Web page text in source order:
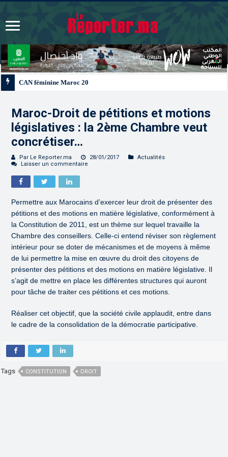
Maroc-Droit de pétitions et motions
législatives : la 2ème Chambre veut
concrétiser…
Par Le Reporter.ma 28/01/2017
Actualités
Laisser un commentaire
Permettre aux Marocains d’exercer leur droit de présenter des
pétitions et des motions en matière législative, conformément à
la Constitution de 2011, est un thème sur lequel travaille la
Chambre des conseillers. Celle-ci entend réviser son règlement
intérieur pour se doter de mécanismes et de moyens à même
de lui permettre la mise en œuvre du droit des citoyens de
présenter des pétitions et des motions en matière législative. Il
s’agit de mettre en place les différentes structures qui auront
pour tâche de traiter ces pétitions et ces motions.
Réaliser cet objectif, que la société civile applaudit, entre dans
le cadre de la consolidation de la démocratie participative.
Tags CONSTITUTION DROIT